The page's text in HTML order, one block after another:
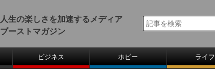
人生の楽しさを加速するメディア
ブーストマガジン
ビジネス ホビー ライフ